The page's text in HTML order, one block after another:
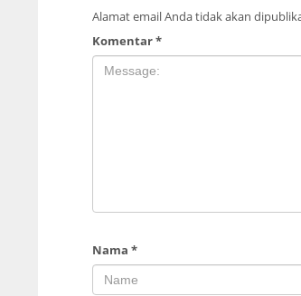
Alamat email Anda tidak akan
Komentar*
Nama *